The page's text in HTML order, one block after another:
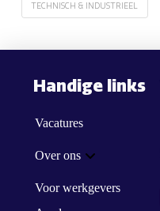
TECHNISCH & INDUSTRIEEL
Handige links
Vacatures
Over ons
Voor werkgevers